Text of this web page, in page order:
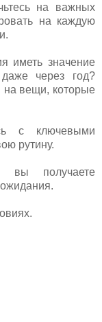
на важных
на каждую
иметь значение
через год?
на вещи, которые
с ключевыми
рутину.
вы получаете